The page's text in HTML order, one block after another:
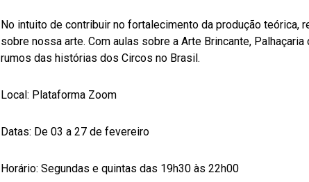
No intuito de contribuir no fortalecimento da produção teórica,
sobre nossa arte. Com aulas sobre a Arte Brincante,
rumos das histórias dos Circos no Brasil.
Local: Plataforma Zoom
Datas: De 03 a 27 de fevereiro
Horário: Segundas e quintas das 19h30 às 22h00